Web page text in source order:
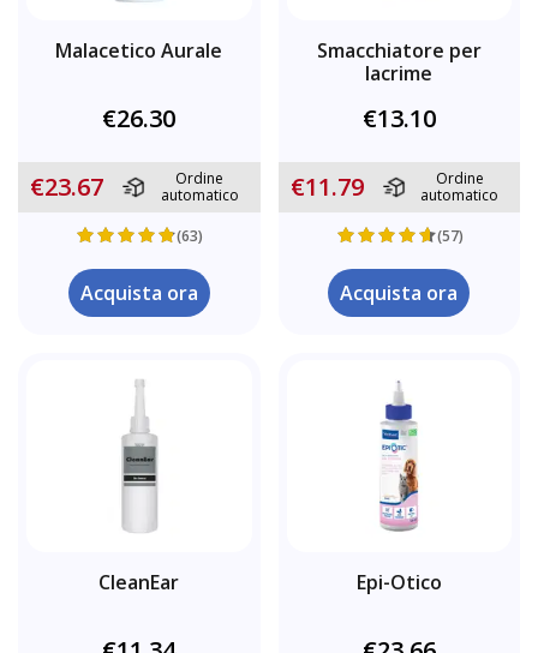
Malacetico Aurale
€26.30
€23.67
Ordine
automatico
(63)
Acquista ora
Smacchiatore per
lacrime
€13.10
€11.79
Ordine
automatico
(57)
Acquista ora
CleanEar Epi-Otico